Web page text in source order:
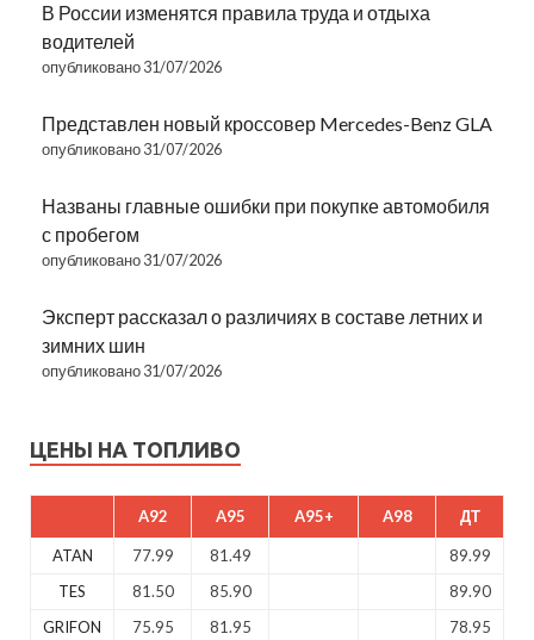
В России изменятся правила труда и отдыха
водителей
опубликовано 31/07/2026
Представлен новый кроссовер Mercedes-Benz GLA
опубликовано 31/07/2026
Названы главные ошибки при покупке автомобиля
с пробегом
опубликовано 31/07/2026
Эксперт рассказал о различиях в составе летних и
зимних шин
опубликовано 31/07/2026
ЦЕНЫ НА ТОПЛИВО
A92 A95 A95+ A98 ДТ
ATAN 77.99 81.49
89.99
TES
81.50 85.90
89.90
GRIFON
75.95 81.95 78.95